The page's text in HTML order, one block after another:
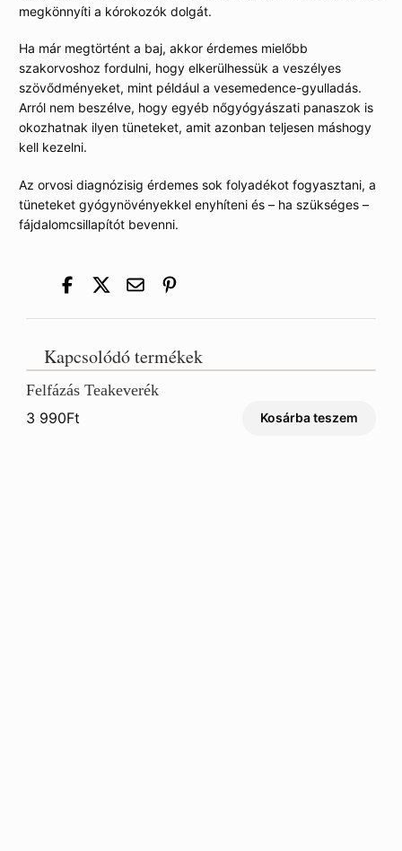
megkönnyíti a kórokozók dolgát.
Ha már megtörtént a baj, akkor érdemes mielőbb
szakorvoshoz fordulni, hogy elkerülhessük a veszélyes
szövődményeket, mint például a vesemedence-gyulladás.
Arról nem beszélve, hogy egyéb nőgyógyászati panaszok is
okozhatnak ilyen tüneteket, amit azonban teljesen máshogy
kell kezelni.
Az orvosi diagnózisig érdemes sok folyadékot fogyasztani, a
tüneteket gyógynövényekkel enyhíteni és – ha szükséges –
fájdalomcsillapítót bevenni.
Kapcsolódó termékek
Felfázás Teakeverék
3 990Ft Kosárba teszem